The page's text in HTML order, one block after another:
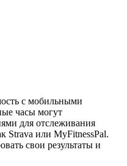
с мобильными
часы могут
для отслеживания
Strava или MyFitnessPal.
свои результаты и